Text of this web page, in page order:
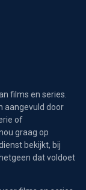
films en series.
aangevuld door
of
graag op
bekijkt, bij
dat voldoet